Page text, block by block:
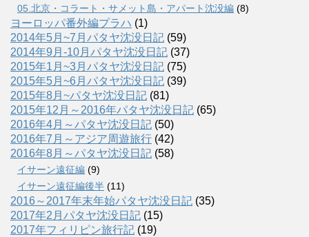
05.北京・コラート・サメット島・アパート沈没編 (8)
ヨーロッパ番外編プラハ (1)
2014年5月~7月パタヤ沈没日記 (59)
2014年9月-10月パタヤ沈没日記 (37)
2015年1月~3月パタヤ沈没日記 (75)
2015年5月~6月パタヤ沈没日記 (39)
2015年8月~パタヤ沈没日記 (81)
2015年12月～2016年パタヤ沈没日記 (65)
2016年4月～パタヤ沈没日記 (50)
2016年7月～アジア周遊旅行 (42)
2016年8月～パタヤ沈没日記 (58)
イサーン遠征編 (9)
イサーン遠征編後半 (11)
2016～2017年末年始パタヤ沈没日記 (35)
2017年2月パタヤ沈没日記 (15)
2017年フィリピン旅行記 (19)